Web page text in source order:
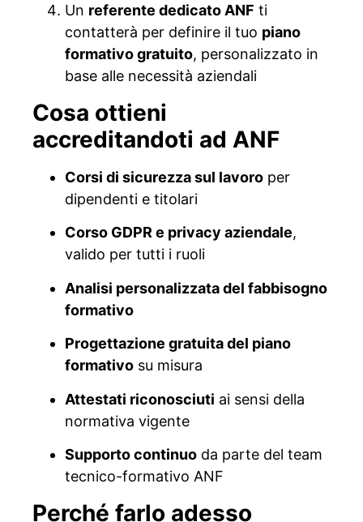
Un referente dedicato ANF ti
contatterà per definire il tuo piano
formativo gratuito, personalizzato in
base alle necessità aziendali
Cosa ottieni
accreditandoti ad ANF
Corsi di sicurezza sul lavoro per
dipendenti e titolari
Corso GDPR e privacy aziendale,
valido per tutti i ruoli
Analisi personalizzata del fabbisogno
formativo
Progettazione gratuita del piano
formativo su misura
Attestati riconosciuti ai sensi della
normativa vigente
Supporto continuo da parte del team
tecnico-formativo ANF
Perché farlo adesso